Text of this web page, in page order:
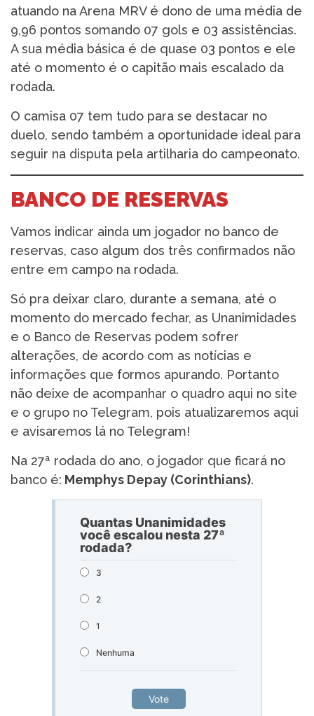
atuando na Arena MRV é dono de uma média de
9,96 pontos somando 07 gols e 03 assistências.
A sua média básica é de quase 03 pontos e ele
até o momento é o capitão mais escalado da
rodada.
O camisa 07 tem tudo para se destacar no
duelo, sendo também a oportunidade ideal para
seguir na disputa pela artilharia do campeonato.
BANCO DE RESERVAS
Vamos indicar ainda um jogador no banco de
reservas, caso algum dos três confirmados não
entre em campo na rodada.
Só pra deixar claro, durante a semana, até o
momento do mercado fechar, as Unanimidades
e o Banco de Reservas podem sofrer
alterações, de acordo com as notícias e
informações que formos apurando. Portanto
não deixe de acompanhar o quadro aqui no site
e o grupo no Telegram, pois atualizaremos aqui
e avisaremos lá no Telegram!
Na 27ª rodada do ano, o jogador que ficará no
banco é: Memphys Depay (Corinthians).
Quantas Unanimidades
você escalou nesta 27ª
rodada?
3
2
1
Nenhuma
Vote